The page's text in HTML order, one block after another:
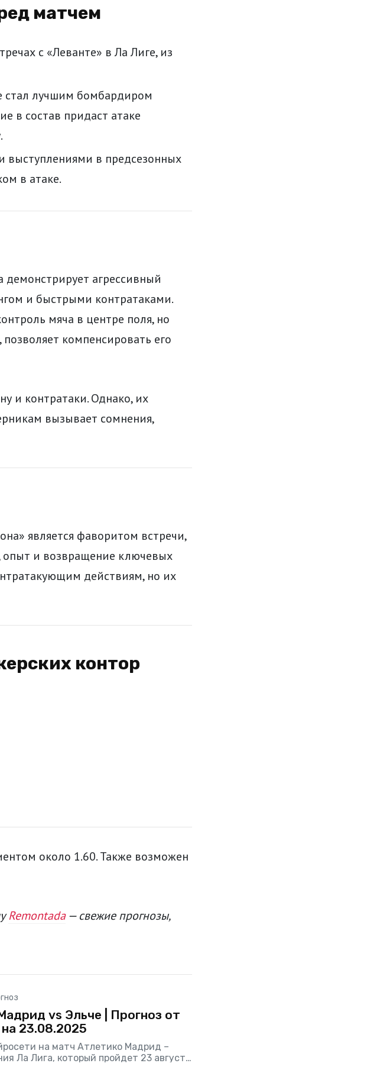
матчем
с «Леванте» в Ла Лиге, из
стал лучшим бомбардиром
в состав придаст атаке
выступлениями в предсезонных
в атаке.
агрессивный
и быстрыми контратаками.
мяча в центре поля, но
компенсировать его
и контратаки. Однако, их
вызывает сомнения,
является фаворитом встречи,
опыт и возвращение ключевых
действиям, но их
контор
около 1.60. Также возможен
Remontada— свежие прогнозы,
vs Эльче | Прогноз от
23.08.2025
на матч Атлетико Мадрид –
Ла Лига, который пройдет 23 августа